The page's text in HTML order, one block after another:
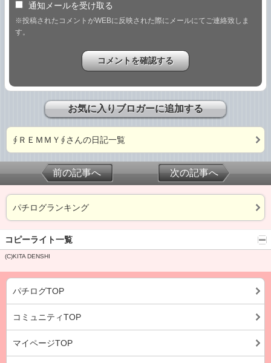
通知メールを受け取る
※投稿されたコメントがWEBに反映された際にメールにてご連絡致しま
す。
お気に入りブロガーに追加する
∮ＲＥＭＭＹ∮さんの日記一覧
前の記事へ 次の記事へ
パチログランキング
コピーライト一覧
(C)KITA DENSHI
パチログTOP
コミュニティTOP
マイページTOP